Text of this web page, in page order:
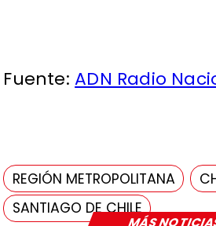
MÁS
Fuente:ADN Radio
REGIÓN METROPOLITANA
SANTIAGO DE CHILE